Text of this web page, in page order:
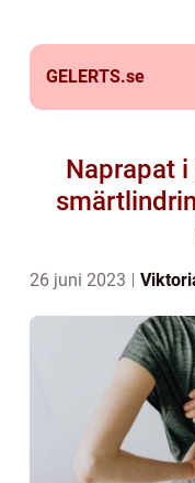
GELERTS.se
Naprapat i
26 juni 2023